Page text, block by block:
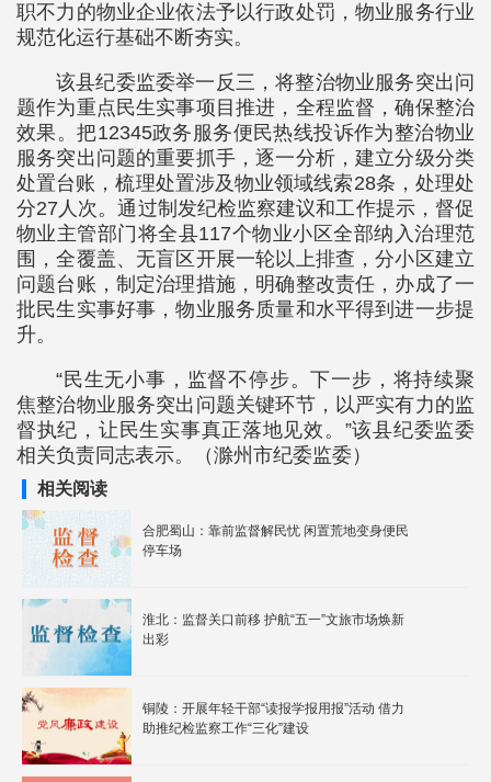
职不力的物业企业依法予以行政处罚，物业服务行业
规范化运行基础不断夯实。
该县纪委监委举一反三，将整治物业服务突出问
题作为重点民生实事项目推进，全程监督，确保整治
效果。把12345政务服务便民热线投诉作为整治物业
服务突出问题的重要抓手，逐一分析，建立分级分类
处置台账，梳理处置涉及物业领域线索28条，处理处
分27人次。通过制发纪检监察建议和工作提示，督促
物业主管部门将全县117个物业小区全部纳入治理范
围，全覆盖、无盲区开展一轮以上排查，分小区建立
问题台账，制定治理措施，明确整改责任，办成了一
批民生实事好事，物业服务质量和水平得到进一步提
升。
“民生无小事，监督不停步。下一步，将持续聚
焦整治物业服务突出问题关键环节，以严实有力的监
督执纪，让民生实事真正落地见效。”该县纪委监委
相关负责同志表示。（滁州市纪委监委）
相关阅读
合肥蜀山：靠前监督解民忧 闲置荒地变身便民
停车场
淮北：监督关口前移 护航“五一”文旅市场焕新
出彩
铜陵：开展年轻干部“读报学报用报”活动 借力
助推纪检监察工作“三化”建设